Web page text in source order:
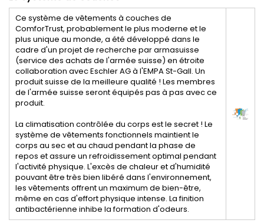
Ce système de vêtements à couches de
ComforTrust, probablement le plus moderne et le
plus unique au monde, a été développé dans le
cadre d'un projet de recherche par armasuisse
(service des achats de l'armée suisse) en étroite
collaboration avec Eschler AG à l'EMPA St-Gall. Un
produit suisse de la meilleure qualité ! Les membres
de l'armée suisse seront équipés pas à pas avec ce
produit.
La climatisation contrôlée du corps est le secret ! Le
système de vêtements fonctionnels maintient le
corps au sec et au chaud pendant la phase de
repos et assure un refroidissement optimal pendant
l'activité physique. L'excès de chaleur et d'humidité
pouvant être très bien libéré dans l'environnement,
les vêtements offrent un maximum de bien-être,
même en cas d'effort physique intense. La finition
antibactérienne inhibe la formation d'odeurs.